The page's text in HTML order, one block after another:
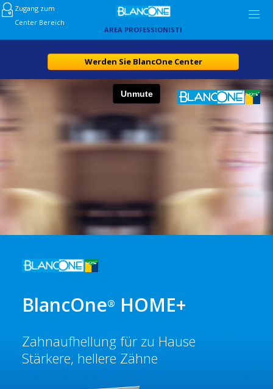
Zugang zum
Center Bereich
AREA PROFESSIONISTI
Werden Sie BlancOne Center
BlancOne® HOME+
Zahnaufhellung für zu Hause
Stärkere, hellere Zähne